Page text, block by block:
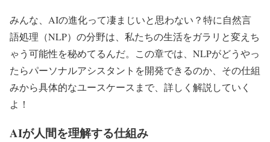
みんな、AIの進化って凄まじいと思わない？特に自然言
語処理（NLP）の分野は、私たちの生活をガラリと変えち
ゃう可能性を秘めてるんだ。この章では、NLPがどうやっ
たらパーソナルアシスタントを開発できるのか、その仕組
みから具体的なユースケースまで、詳しく解説していく
よ！
AIが人間を理解する仕組み